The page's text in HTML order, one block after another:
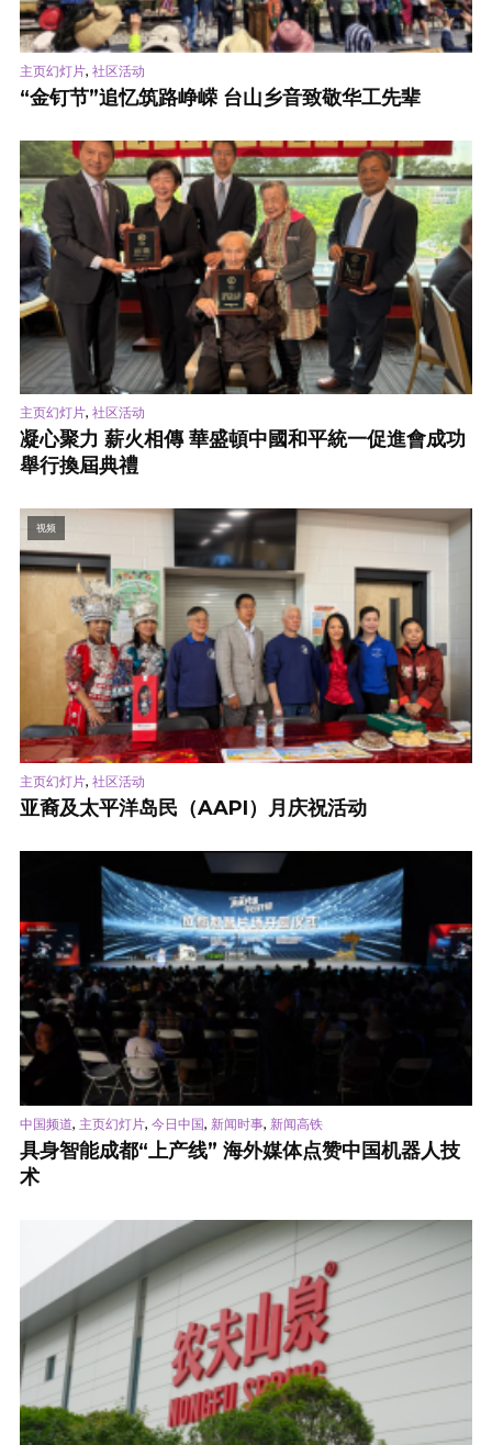
主页幻灯片, 社区活动
“金钉节”追忆筑路峥嵘 台山乡音致敬华工先辈
主页幻灯片, 社区活动
凝心聚力 薪火相傳 華盛頓中國和平統一促進會成功
舉行換屆典禮
视频
主页幻灯片, 社区活动
亚裔及太平洋岛民（AAPI）月庆祝活动
中国频道, 主页幻灯片, 今日中国, 新闻时事, 新闻高铁
具身智能成都“上产线” 海外媒体点赞中国机器人技
术